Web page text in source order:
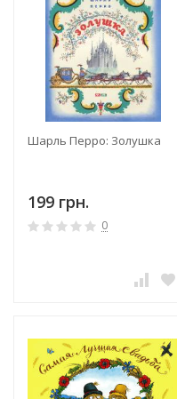
Шарль Перро: Золушка
199 грн.
0